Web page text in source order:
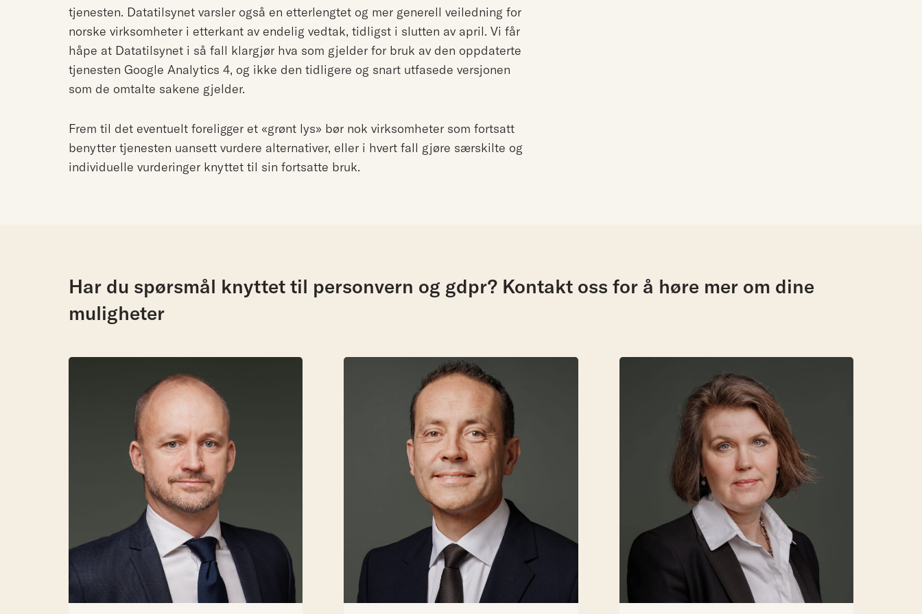
tjenesten. Datatilsynet varsler også en etterlengtet og mer generell veiledning for
norske virksomheter i etterkant av endelig vedtak, tidligst i slutten av april. Vi får
håpe at Datatilsynet i så fall klargjør hva som gjelder for bruk av den oppdaterte
tjenesten Google Analytics 4, og ikke den tidligere og snart utfasede versjonen
som de omtalte sakene gjelder.
Frem til det eventuelt foreligger et «grønt lys» bør nok virksomheter som fortsatt
benytter tjenesten uansett vurdere alternativer, eller i hvert fall gjøre særskilte og
individuelle vurderinger knyttet til sin fortsatte bruk.
Har du spørsmål knyttet til personvern og gdpr? Kontakt oss for å høre mer om dine
muligheter